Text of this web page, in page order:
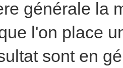
générale la
l'on place
sont en